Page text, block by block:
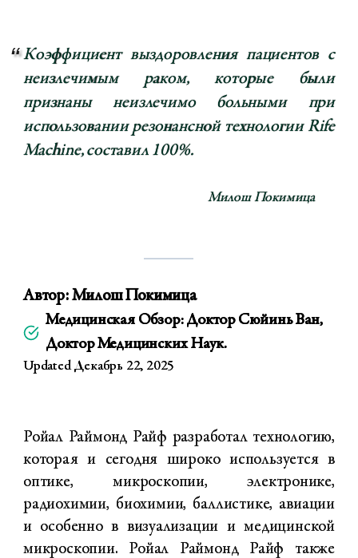
Коэффициент выздоровления пациентов с
неизлечимым раком, которые были
признаны неизлечимо больными при
использовании резонансной технологии Rife
Machine, составил 100%.
Милош Покимица
Автор:Милош Покимица
Медицинская Обзор: Доктор Сюйинь Ван,
Доктор Медицинских Наук.
Updated Декабрь 22, 2025
Ройал Раймонд Райф разработал технологию,
которая и сегодня широко используется в
оптике, микроскопии, электронике,
радиохимии, биохимии, баллистике, авиации
и особенно в визуализации и медицинской
микроскопии. Ройал Раймонд Райф также